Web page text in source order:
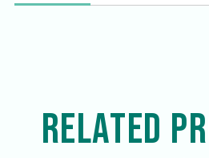
RELATED